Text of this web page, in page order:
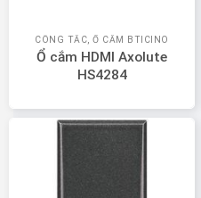
CÔNG TẮC, Ổ CẮM BTICINO
Ổ cắm HDMI Axolute
HS4284